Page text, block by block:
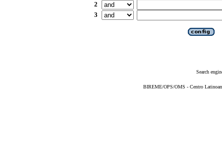
2
3
Search
BIREME/OPS/OMS - Centro